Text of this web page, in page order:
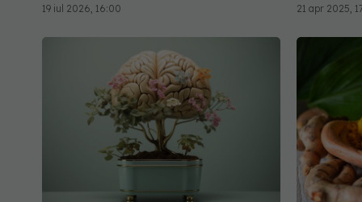
19 iul 2026, 16:00 21 apr 2025,